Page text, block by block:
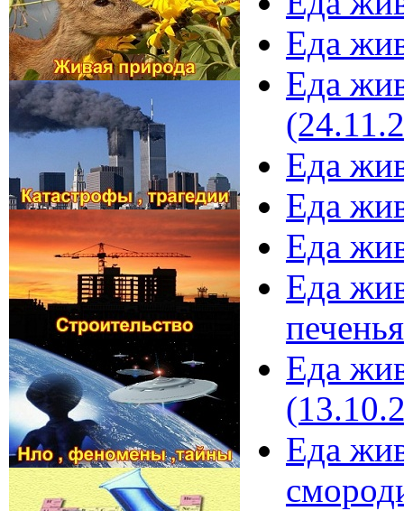
Еда
Еда
Еда
Еда
Еда
Еда
печенья
Еда
Еда